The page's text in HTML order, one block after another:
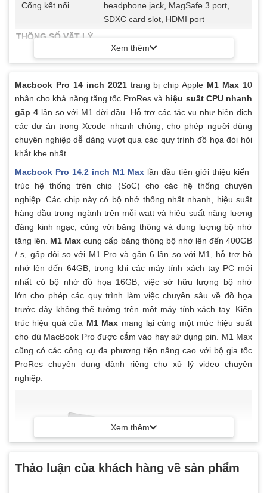
Cổng kết nối
headphone jack, MagSafe 3 port,
SDXC card slot, HDMI port
THÔNG SỐ VẬT LÝ
31.26 x 22.12 x 1.55 (cm)
Chất liệu chính
Nhôm tái chế 100%, thân thiện với
môi trường
Dung lượng pin
70Wh LiPo Battery, lên tới 17 giờ sử
dụng
KHÁC
Trọn bộ sản phẩm
14‑inch MacBook Pro, 96W USB‑C
Power Adapter, USB-C to MagSafe 3
Cable (2 M)
Xem thêm
Macbook Pro 14 inch 2021trang bị chip Apple M1 Max 10
nhân cho khả năng tăng tốc ProRes và hiệu suất CPU nhanh
gấp 4lần so với M1 đời đầu. Hỗ trợ các tác vụ như biên dịch
các dự án trong Xcode nhanh chóng, cho phép người dùng
chuyên nghiệp dễ dàng vượt qua các quy trình đồ họa đòi hỏi
khắt khe nhất.
Macbook Pro 14.2 inch M1 Max lần đầu tiên giới thiệu kiến ​​
trúc hệ thống trên chip (SoC) cho các hệ thống chuyên
nghiệp. Các chip này có bộ nhớ thống nhất nhanh, hiệu suất
hàng đầu trong ngành trên mỗi watt và hiệu suất năng lượng
đáng kinh ngạc, cùng với băng thông và dung lượng bộ nhớ
tăng lên. M1 Max cung cấp băng thông bộ nhớ lên đến 400GB
/ s, gấp đôi so với M1 Pro và gần 6 lần so với M1, hỗ trợ bộ
nhớ lên đến 64GB, trong khi các máy tính xách tay PC mới
nhất có bộ nhớ đồ họa 16GB, việc sở hữu lượng bộ nhớ
lớn cho phép các quy trình làm việc chuyên sâu về đồ họa
trước đây không thể tưởng trên một máy tính xách tay. Kiến
trúc hiệu quả của M1 Max mang lại cùng một mức hiệu suất
cho dù MacBook Pro được cắm vào hay sử dụng pin. M1 Max
cũng có các công cụ đa phương tiện nâng cao với bộ gia tốc
ProRes chuyên dụng dành riêng cho xử lý video chuyên
nghiệp.
Xem thêm
Thảo luận của khách hàng về sản phẩm